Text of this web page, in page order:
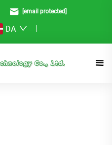
[email protected]
DA